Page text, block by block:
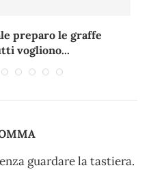
preparo le graffe
vogliono...
guardare la tastiera.